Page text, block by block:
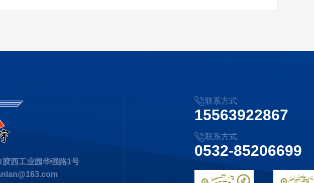
西工业园华强路1号
联系方式
15563922867
联系方式
0532-85206699